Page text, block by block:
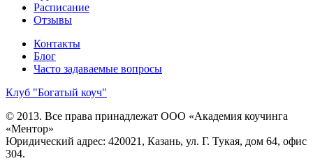
Расписание
Отзывы
Контакты
Блог
Часто задаваемые вопросы
Клуб "Богатый коуч"
© 2013. Все права принадлежат ООО «Академия коучинга
«Ментор»
Юридический адрес: 420021, Казань, ул. Г. Тукая, дом 64, офис
304.